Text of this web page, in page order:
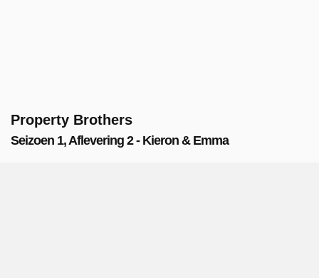
Property Brothers
Seizoen 1, Aflevering 2 - Kieron & Emma